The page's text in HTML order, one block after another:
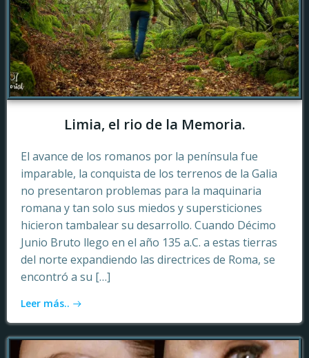
Limia, el rio de la Memoria.
El avance de los romanos por la península fue
imparable, la conquista de los terrenos de la Galia
no presentaron problemas para la maquinaria
romana y tan solo sus miedos y supersticiones
hicieron tambalear su desarrollo. Cuando Décimo
Junio Bruto llego en el año 135 a.C. a estas tierras
del norte expandiendo las directrices de Roma, se
encontró a su […]
Leer más..